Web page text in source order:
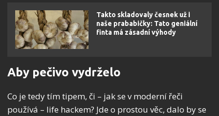
Takto skladovaly česnek už i
naše prababičky: Tato geniální
finta má zásadní výhody
Aby pečivo vydrželo
Co je tedy tím tipem, či – jak se v moderní řeči
používá – life hackem? Jde o prostou věc, dalo by se